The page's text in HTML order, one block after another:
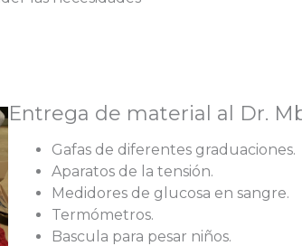
Entrega de material al Dr.
Gafas de diferentes graduaciones.
Aparatos de la tensión.
Medidores de glucosa en sangre.
Termómetros.
Bascula para pesar niños.